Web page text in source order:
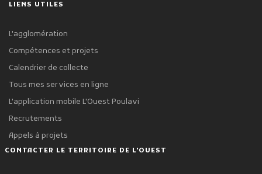
LIENS UTILES
L'agglomération
Compétences et projets
Calendrier de collecte
Tous mes services en ligne
L'application mobile L'Ouest Poulavi
Recrutements
Appels à projets
CONTACTER LE TERRITOIRE DE L'OUEST